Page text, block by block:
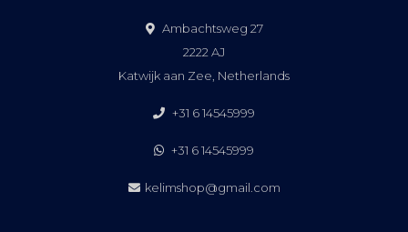
Ambachtsweg 27
2222 AJ
Katwijk aan Zee, Netherlands
+31 6 14545999
+31 6 14545999
kelimshop@gmail.com